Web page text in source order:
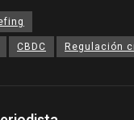
CBDC Regulación